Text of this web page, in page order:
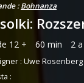
:Bohnanza
12 + 60 min 2
: Uwe Rosenberg
: